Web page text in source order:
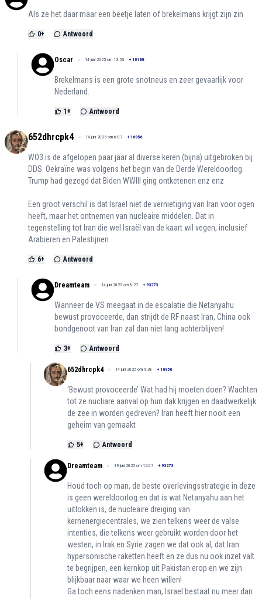
Als ze het daar maar een beetje laten of brekelmans krijgt zijn zin
0+ Antwoord
Oscar 14 juni 2025 om 13:53 + 10188
Brekelmans is een grote snotneus en zeer gevaarlijk voor
Nederland.
1+ Antwoord
652dhrcpk4 14 juni 2025 om 6:07 + 16956
WO3 is de afgelopen paar jaar al diverse keren (bijna) uitgebroken bij
DDS. Oekraïne was volgens het begin van de Derde Wereldoorlog.
Trump had gezegd dat Biden WWIII ging ontketenen enz enz
Een groot verschil is dat Israël niet de vernietiging van Iran voor ogen
heeft, maar het ontnemen van nucleaire middelen. Dat in
tegenstelling tot Iran die wel Israël van de kaart wil vegen, inclusief
Arabieren en Palestijnen.
6+ Antwoord
Dreamteam 14 juni 2025 om 8:27 + 93273
Wanneer de VS meegaat in de escalatie die Netanyahu
bewust provoceerde, dan strijdt de RF naast Iran, China ook
bondgenoot van Iran zal dan niet lang achterblijven!
3+ Antwoord
652dhrcpk4 14 juni 2025 om 9:38 + 16956
‘Bewust provoceerde’ Wat had hij moeten doen? Wachten
tot ze nucliare aanval op hun dak krijgen en daadwerkelijk
de zee in worden gedreven? Iran heeft hier nooit een
geheim van gemaakt
5+ Antwoord
Dreamteam 19 juni 2025 om 12:07 + 93273
Houd toch op man, de beste overlevingsstrategie in deze
is geen wereldoorlog en dat is wat Netanyahu aan het
uitlokken is, de nucleaire dreiging van
kernenergiecentrales, we zien telkens weer de valse
intenties, die telkens weer gebruikt worden door het
westen, in Irak en Syrie zagen we dat ook al, dat Iran
hypersonische raketten heeft en ze dus nu ook inzet valt
te begrijpen, een kernkop uit Pakistan erop en we zijn
blijkbaar naar waar we heen willen!
Ga toch eens nadenken man, Israel bestaat nu meer dan